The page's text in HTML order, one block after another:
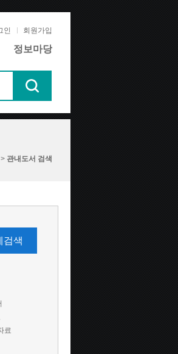
인 회원가입
정보마당
관내도서 검색
검색
료